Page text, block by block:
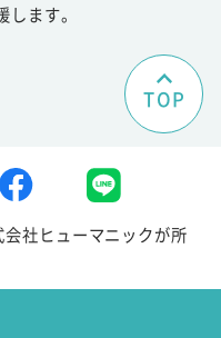
ます。
TOP
社ヒューマニックが所